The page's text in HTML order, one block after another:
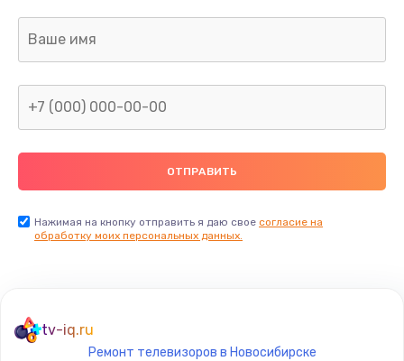
800 руб.
400 руб.
Не реагирует на кнопки
Не сопряжается с устройством
Нажимая на кнопку отправить я даю свое согласие на
обработку моих персональных данных.
tv-iq.ru
Ремонт телевизоров в Новосибирске